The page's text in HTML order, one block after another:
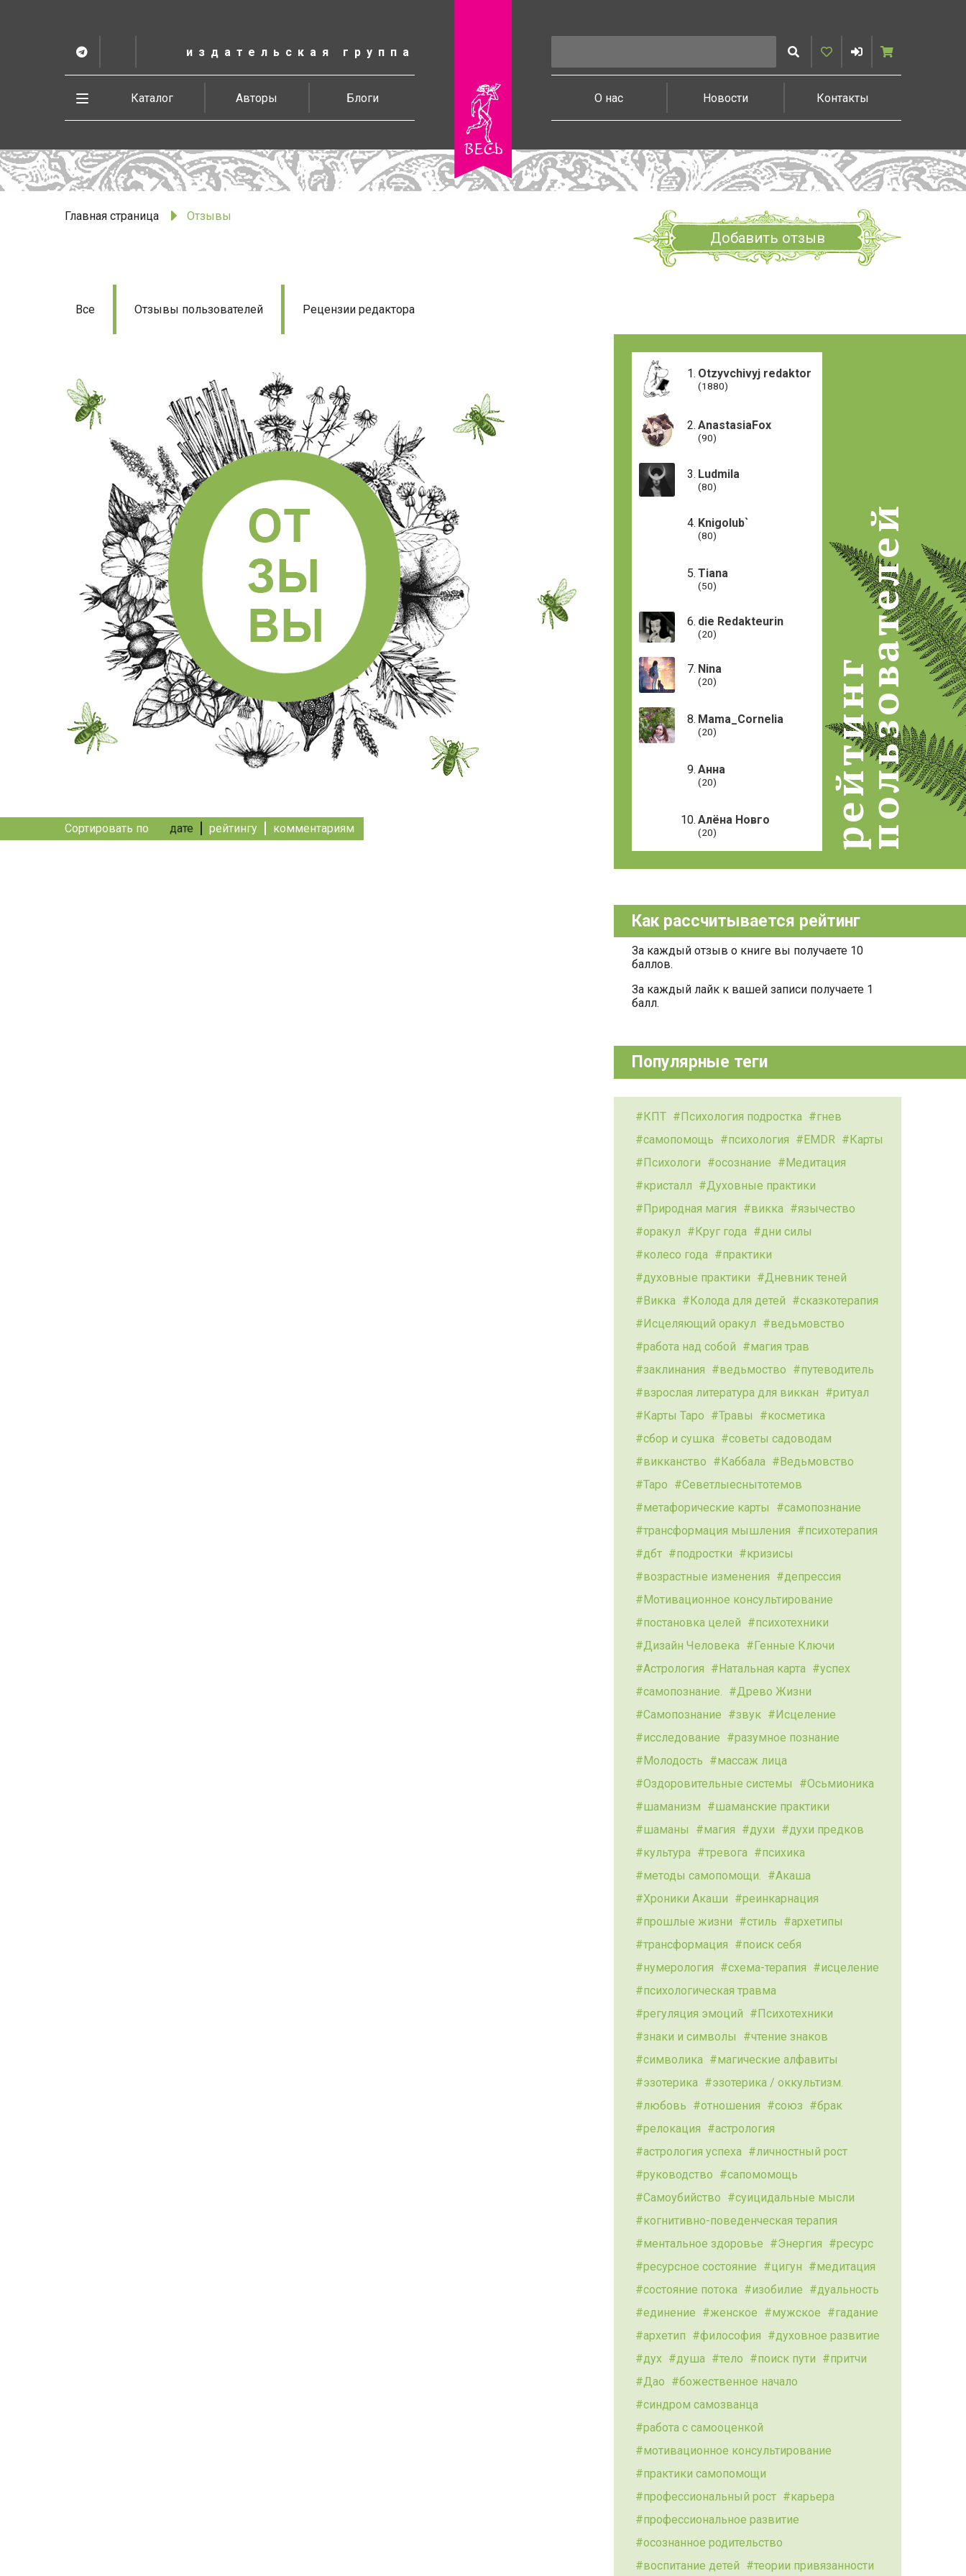
содержанию
издательская группа
весь
Telegram
Vesbook
ИскатьИзбранное
ВойтиКорзина
Каталог Авторы Блоги О нас Новости Контакты
Развернуть
Главная страница Отзывы
Добавить отзыв
ОтзывыВсе Отзывы пользователей Рецензии редактора
Сортировать по дате рейтингу комментариям рейтингпользователей
Otzyvchivyj redaktor
(1880)
AnastasiaFox
(90)
Ludmila
(80)
Knigolub`
(80)
Tiana
(50)
die Redakteurin
(20)
Nina
(20)
Mama_Cornelia
(20)
Анна
(20)
Алёна Новго
(20)
Как рассчитывается рейтинг
За каждый отзыв о книге вы получаете 10
баллов.
За каждый лайк к вашей записи получаете 1
балл.
Популярные теги
КПТ Психология подростка
гнев
самопомощь
психология EMDR
Карты
Психологи
осознание
Медитация
кристалл
Духовные практики
Природная магия
викка
язычество
оракул
Круг года
дни силы
колесо года
практики
духовные практики
Дневник теней
Викка
Колода для детей
сказкотерапия
Исцеляющий оракул
ведьмовство
работа над собой
магия трав
заклинания
ведьмоство
путеводитель
взрослая литература для виккан
ритуал
Карты Таро
Травы
косметика
сбор и сушка
советы садоводам
викканство
Каббала
Ведьмовство
Таро
Севетлыеснытотемов
метафорические карты
самопознание
трансформация мышления
психотерапия
дбт
подростки
кризисы
возрастные изменения
депрессия
Мотивационное консультирование
постановка целей
психотехники
Дизайн Человека
Генные Ключи
Астрология
Натальная карта
успех
самопознание.
Древо Жизни
Самопознание
звук
Исцеление
исследование
разумное познание
Молодость
массаж лица
Оздоровительные системы
Осьмионика
шаманизм
шаманские практики
шаманы
магия духи
духи предков
культура
тревога
психика
методы самопомощи.
Акаша
Хроники Акаши
реинкарнация
прошлые жизни
стиль
архетипы
трансформация
поиск себя
нумерология
схема-терапия
исцеление
психологическая травма
регуляция эмоций
Психотехники
знаки и символы
чтение знаков
символика
магические алфавиты
эзотерика
эзотерика / оккультизм.
любовь
отношения союз
брак
релокация
астрология
астрология успеха
личностный рост
руководство
сапомомощь
Самоубийство
суицидальные мысли
когнитивно-поведенческая терапия
ментальное здоровье
Энергия
ресурс
ресурсное состояние
цигун
медитация
состояние потока
изобилие
дуальность
единение
женское мужское
гадание
архетип
философия
духовное развитие
дух
душа тело поиск пути
притчи
Дао
божественное начало
синдром самозванца
работа с самооценкой
мотивационное консультирование
практики самопомощи
профессиональный рост
карьера
профессиональное развитие
осознанное родительство
воспитание детей
теории привязанности